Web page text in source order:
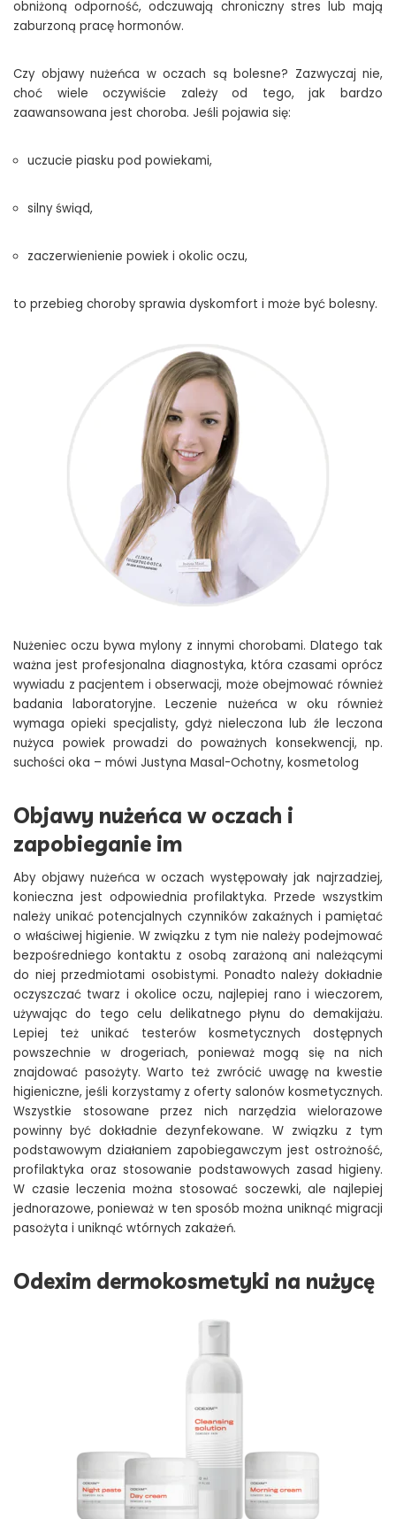
obniżoną odporność, odczuwają chroniczny stres lub mają
zaburzoną pracę hormonów.
Czy objawy nużeńca w oczach są bolesne? Zazwyczaj nie,
choć wiele oczywiście zależy od tego, jak bardzo
zaawansowana jest choroba. Jeśli pojawia się:
uczucie piasku pod powiekami,
silny świąd,
zaczerwienienie powiek i okolic oczu,
to przebieg choroby sprawia dyskomfort i może być bolesny.
Nużeniec oczu bywa mylony z innymi chorobami. Dlatego tak
ważna jest profesjonalna diagnostyka, która czasami oprócz
wywiadu z pacjentem i obserwacji, może obejmować również
badania laboratoryjne. Leczenie nużeńca w oku również
wymaga opieki specjalisty, gdyż nieleczona lub źle leczona
nużyca powiek prowadzi do poważnych konsekwencji, np.
suchości oka – mówi Justyna Masal-Ochotny, kosmetolog
Objawy nużeńca w oczach i
zapobieganie im
Aby objawy nużeńca w oczach występowały jak najrzadziej,
konieczna jest odpowiednia profilaktyka. Przede wszystkim
należy unikać potencjalnych czynników zakaźnych i pamiętać
o właściwej higienie. W związku z tym nie należy podejmować
bezpośredniego kontaktu z osobą zarażoną ani należącymi
do niej przedmiotami osobistymi. Ponadto należy dokładnie
oczyszczać twarz i okolice oczu, najlepiej rano i wieczorem,
używając do tego celu delikatnego płynu do demakijażu.
Lepiej też unikać testerów kosmetycznych dostępnych
powszechnie w drogeriach, ponieważ mogą się na nich
znajdować pasożyty. Warto też zwrócić uwagę na kwestie
higieniczne, jeśli korzystamy z oferty salonów kosmetycznych.
Wszystkie stosowane przez nich narzędzia wielorazowe
powinny być dokładnie dezynfekowane. W związku z tym
podstawowym działaniem zapobiegawczym jest ostrożność,
profilaktyka oraz stosowanie podstawowych zasad higieny.
W czasie leczenia można stosować soczewki, ale najlepiej
jednorazowe, ponieważ w ten sposób można uniknąć migracji
pasożyta i uniknąć wtórnych zakażeń.
Odexim dermokosmetyki na nużycę